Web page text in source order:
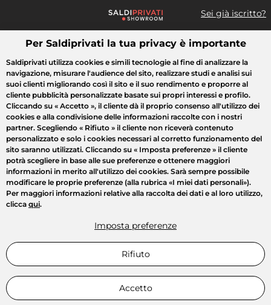
Sei già iscritto?
Cosa cerchi?
Tutte le vendite Moda Casa Bellezza Elettrodomestici
Per Saldiprivati la tua privacy è importante
Saldiprivati utilizza cookies e simili tecnologie al fine di analizzare la
navigazione, misurare l'audience del sito, realizzare studi e analisi sui
suoi clienti migliorando così il sito e il suo rendimento e proporre al
cliente pubblicità personalizzate basate sui propri interessi e profilo.
Cliccando su « Accetto », il cliente dà il proprio consenso all'utilizzo dei
cookies e alla condivisione delle informazioni raccolte con i nostri
partner. Scegliendo « Rifiuto » il cliente non riceverà contenuto
personalizzato e solo i cookies necessari al corretto funzionamento del
sito saranno utilizzati. Cliccando su « Imposta preferenze » il cliente
potrà scegliere in base alle sue preferenze e ottenere maggiori
informazioni in merito all'utilizzo dei cookies. Sarà sempre possibile
modificare le proprie preferenze (alla rubrica «I miei dati personali»).
Per maggiori informazioni relative alla raccolta dei dati e al loro utilizzo,
clicca qui.
Imposta preferenze
Rifiuto
Accetto